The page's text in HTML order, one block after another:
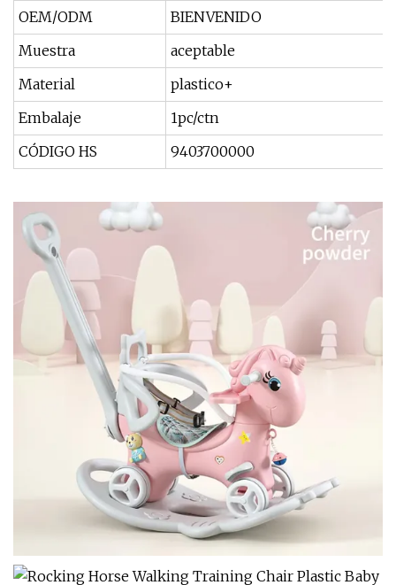
OEM/ODM
BIENVENIDO
Muestra
aceptable
Material
plastico+
Embalaje
1pc/ctn
CÓDIGO HS
9403700000